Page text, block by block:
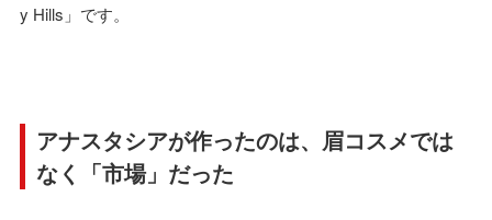
y Hills」です。
アナスタシアが作ったのは、眉コスメでは
なく「市場」だった